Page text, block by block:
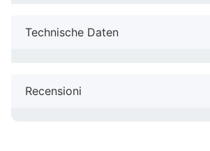
Technische Daten
Recensioni